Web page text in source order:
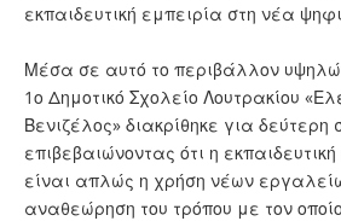
εκπαιδευτική εμπειρία στη νέα
Μέσα σε αυτό το περιβάλλον
1ο Δημοτικό Σχολείο Λουτρακίου
Βενιζέλος» διακρίθηκε για
επιβεβαιώνοντας ότι η
είναι απλώς η χρήση νέων
αναθεώρηση του τρόπου με τον